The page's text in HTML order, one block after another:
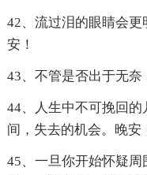
42、流过泪的眼睛会
安！
43、不管是否出于无奈
44、人生中不可挽回
间，失去的机会。晚安
45、一旦你开始怀疑